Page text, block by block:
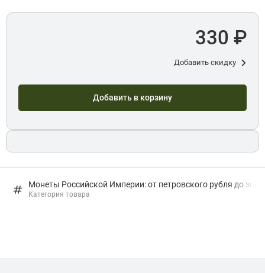
Монеты Российской Империи: от петровского рубля до
Категория товара
330 ₽
Добавить скидку
Добавить в корзину